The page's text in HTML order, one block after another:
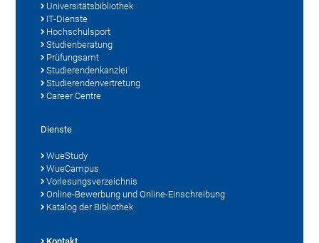
Universitätsbibliothek
IT-Dienste
Hochschulsport
Studienberatung
Prüfungsamt
Studierendenkanzlei
Studierendenvertretung
Career Centre
Dienste
WueStudy
WueCampus
Vorlesungsverzeichnis
Online-Bewerbung und Online-Einschreibung
Katalog der Bibliothek